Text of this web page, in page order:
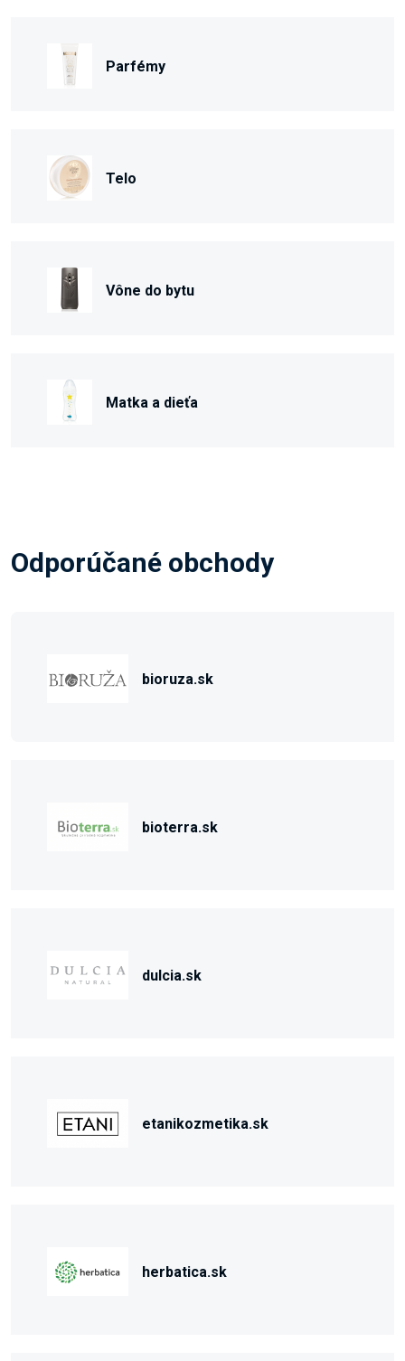
Parfémy
Telo
Vône do bytu
Matka a dieťa
Odporúčané obchody
bioruza.sk
bioterra.sk
dulcia.sk
etanikozmetika.sk
herbatica.sk